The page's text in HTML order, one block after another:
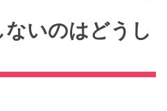
いのはどうし